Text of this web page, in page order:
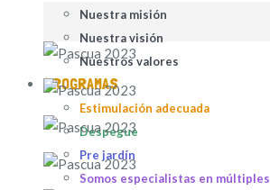
Nuestra misión
Nuestra visión
Nuestros valores
PROGRAMAS
Estimulación adecuada
Despegue
Pre jardín
Somos especialistas en múltiples